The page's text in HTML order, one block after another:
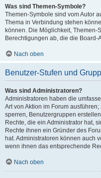
Was sind Themen-Symbole?
Themen-Symbole sind vom Autor
Thema in Verbindung stehen
können. Die Möglichkeit,
Berechtigungen ab, die die Board-
Nach oben
Benutzer-Stufen und
Was sind Administratoren?
Administratoren haben die
Art von Aktion im Forum
sperren, Benutzergruppen
Rechte, die ein Administrator hat,
Rechte ihnen ein Gründer des
hat. Administratoren können auch
wenn ihnen das entsprechende
Nach oben